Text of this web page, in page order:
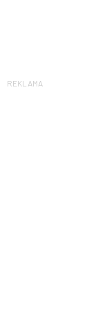
REKLAMA